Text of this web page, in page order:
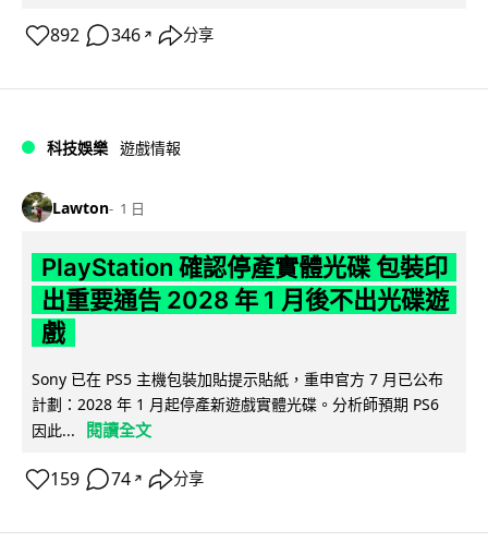
892 346 ↗ 分享
科技娛樂 遊戲情報
Lawton 1 日
PlayStation 確認停產實體光碟 包裝印
出重要通告 2028 年 1 月後不出光碟遊
戲
Sony 已在 PS5 主機包裝加貼提示貼紙，重申官方 7 月已公布
計劃：2028 年 1 月起停產新遊戲實體光碟。分析師預期 PS6
因此...
閱讀全文
159 74 ↗ 分享